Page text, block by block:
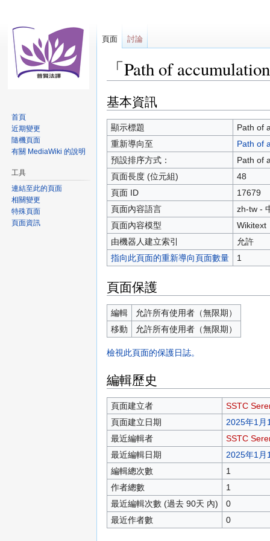
「Path of
跳
至
導
覽
跳
至
搜
尋
基本資訊
顯示標題
Path of
重新導向至
Path of
預設排序方式：
Path of
頁面長度 (位元組)
48
頁面 ID
17679
頁面內容語言
zh-tw -
頁面內容模型
Wikitext
由機器人建立索引
允許
指向此頁面的重新導向頁面數量
1
頁面保護
編輯
允許所有使用者（無限期）
移動
允許所有使用者（無限期）
檢視此頁面的保護日誌。
編輯歷史
頁面建立者
SSTC
頁面建立日期
2025年1月
最近編輯者
SSTC
最近編輯日期
2025年1月
編輯總次數
1
作者總數
1
最近編輯次數 (過去 90天 內)
0
最近作者數
0
頁面 討論
首頁
近期變更
隨機頁面
有關 MediaWiki 的說明
工具
連結至此的頁面
相關變更
特殊頁面
頁面資訊